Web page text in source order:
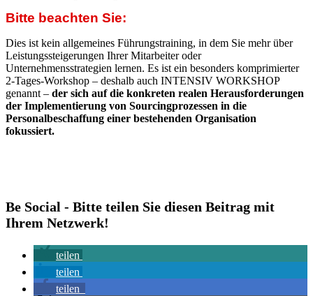
Bitte beachten Sie:
Dies ist kein allgemeines Führungstraining, in dem Sie mehr über
Leistungssteigerungen Ihrer Mitarbeiter oder
Unternehmensstrategien lernen. Es ist ein besonders komprimierter
2-Tages-Workshop – deshalb auch INTENSIV WORKSHOP
genannt – der sich auf die konkreten realen Herausforderungen
der Implementierung von Sourcingprozessen in die
Personalbeschaffung einer bestehenden Organisation
fokussiert.
Be Social - Bitte teilen Sie diesen Beitrag mit
Ihrem Netzwerk!
teilen
teilen
teilen